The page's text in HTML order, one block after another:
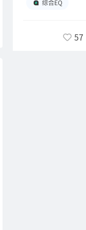
ACG音乐，人声
典、爵士音乐
能够展现出音乐
综合EQ
57